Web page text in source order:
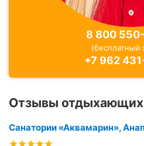
8 800
(бесплатный
+7 962
Отзывы отдыхающих
Санатории «Аквамарин»,